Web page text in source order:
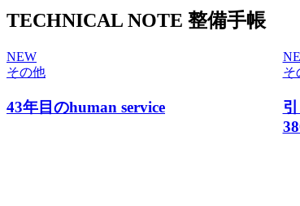
TECHNICAL NOTE 整備手帳
NEW
その他
43年目のhuman service
そ